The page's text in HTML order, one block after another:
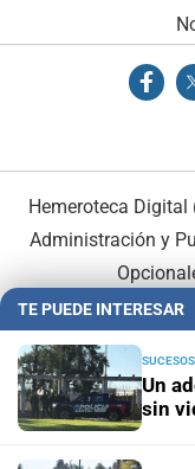
Hemeroteca Digital
Administración y
TE PUEDE INTERESAR
SUCESOS
Un
sin